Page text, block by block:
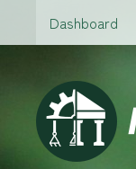
Dashboard